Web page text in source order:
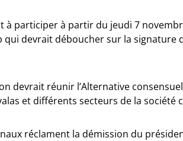
à participer à partir du jeudi 7
devrait déboucher sur la signature
devrait réunir l’Alternative
et différents secteurs de la société
réclament la démission du